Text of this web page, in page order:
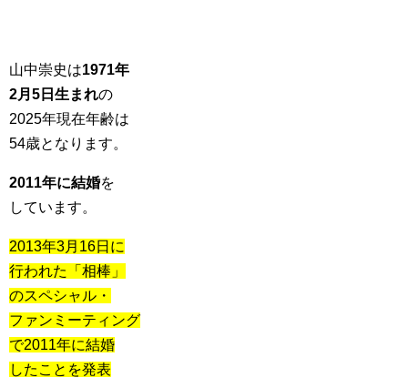
山中崇史は1971年
2月5日生まれの
2025年現在年齢は
54歳となります。
2011年に結婚を
しています。
2013年3月16日に
行われた「相棒」
のスペシャル・
ファンミーティング
で2011年に結婚
したことを発表